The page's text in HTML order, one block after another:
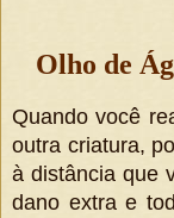
Olho de
Quando você
outra criatura,
à distância que
dano extra e